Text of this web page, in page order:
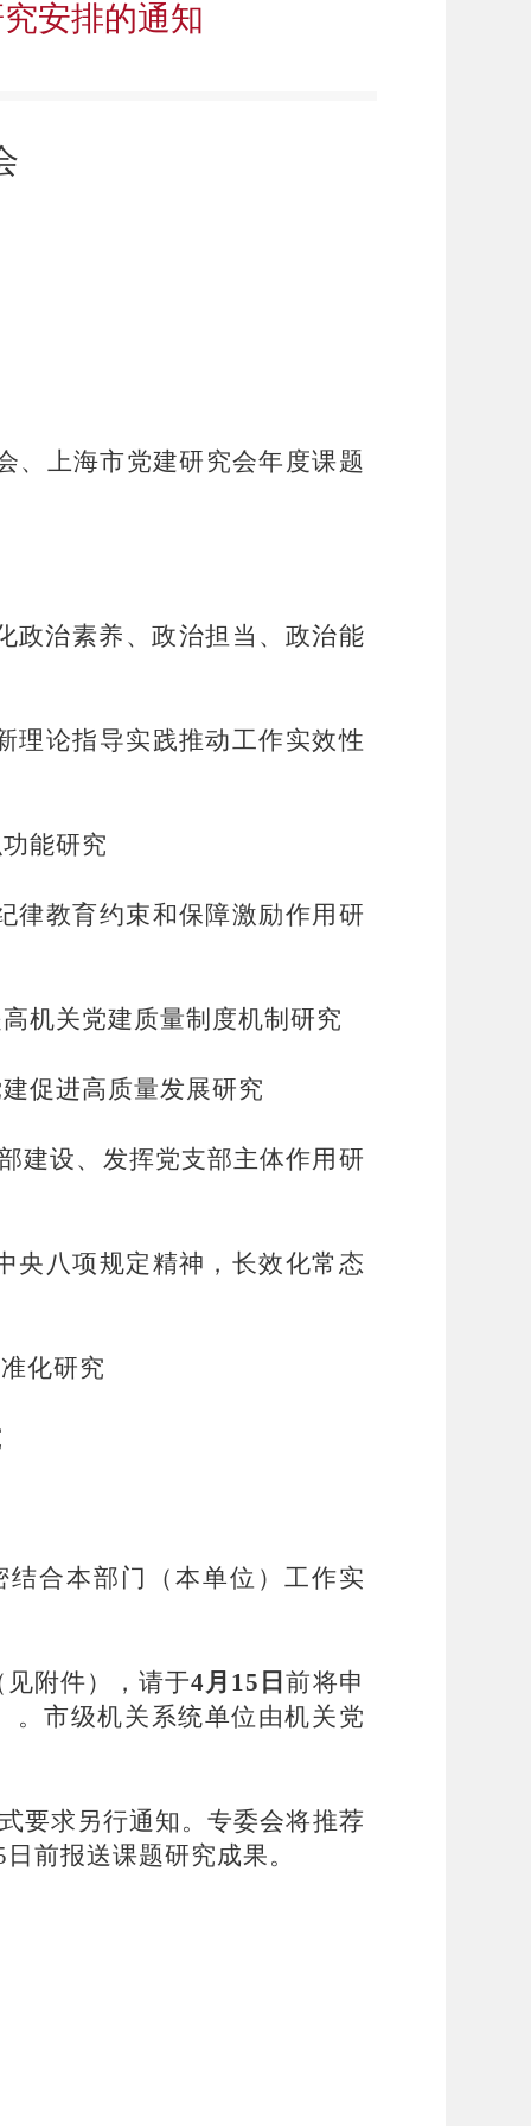
安排的通知
、上海市党建研究会年度课题
政治素养、政治担当、政治能
理论指导实践推动工作实效性
能研究
律教育约束和保障激励作用研
机关党建质量制度机制研究
促进高质量发展研究
建设、发挥党支部主体作用研
央八项规定精神，长效化常态
化研究
结合本部门（本单位）工作实
附件），请于4月15日前将申
。市级机关系统单位由机关党
要求另行通知。专委会将推荐
前报送课题研究成果。